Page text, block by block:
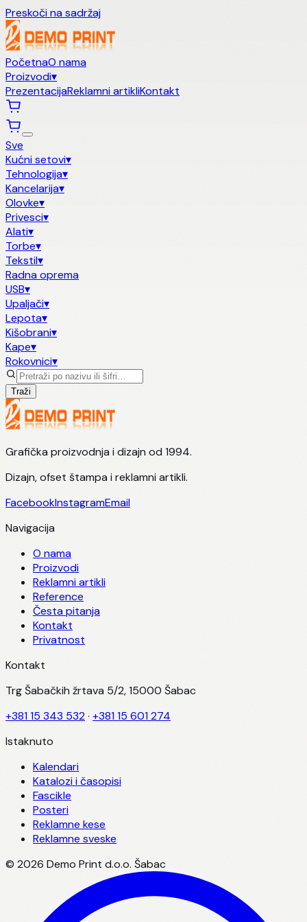
Preskoči na sadržaj
PočetnaO nama
Proizvodi▾
PrezentacijaReklamni artikliKontakt
Sve
Kućni setovi▾
Tehnologija▾
Kancelarija▾
Olovke▾
Privesci▾
Alati▾
Torbe▾
Tekstil▾
Radna oprema
USB▾
Upaljači▾
Lepota▾
Kišobrani▾
Kape▾
Rokovnici▾
Traži
Grafička proizvodnja i dizajn od 1994.
Dizajn, ofset štampa i reklamni artikli.
FacebookInstagramEmail
Navigacija
O nama
Proizvodi
Reklamni artikli
Reference
Česta pitanja
Kontakt
Privatnost
Kontakt
Trg Šabačkih žrtava 5/2, 15000 Šabac
+381 15 343 532· +381 15 601 274
Istaknuto
Kalendari
Katalozi i časopisi
Fascikle
Posteri
Reklamne kese
Reklamne sveske
© 2026 Demo Print d.o.o. Šabac